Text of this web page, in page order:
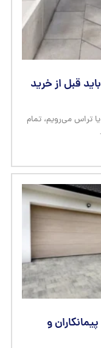
قبل از خرید
تراس می‌رویم، تمام
و